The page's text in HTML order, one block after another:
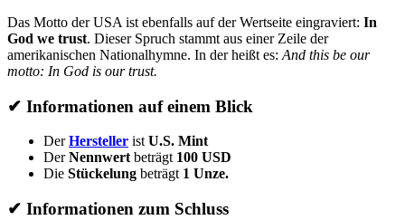
Das Motto der USA ist ebenfalls auf der Wertseite eingraviert: In
God we trust. Dieser Spruch stammt aus einer Zeile der
amerikanischen Nationalhymne. In der heißt es: And this be our
motto: In God is our trust.
✔ Informationen auf einem Blick
DerHersteller ist U.S. Mint
DerNennwert beträgt 100 USD
Die Stückelung beträgt 1 Unze.
✔ Informationen zum Schluss